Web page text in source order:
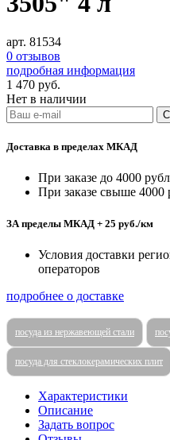
арт. 81534
0 отзывов
подробная информация
1 470 руб.
Нет в наличии
Доставка в пределах МКАД
При заказе до 4000
При заказе свыше 4000
ЗА пределы МКАД + 25 руб./км
Условия доставки
операторов
подробнее о доставке
посуда из нержавеющей стали
посуда для стеклокерамических плит
Характеристики
Описание
Задать вопрос